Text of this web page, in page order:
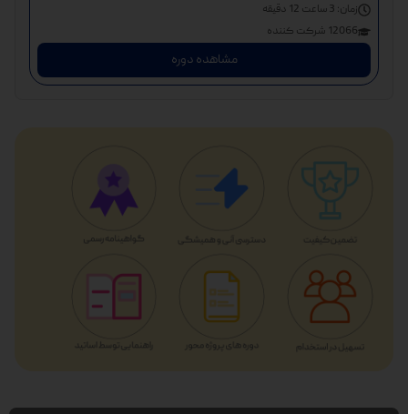
زمان: 3 ساعت 12 دقیقه
12066 شرکت کننده
مشاهده دوره